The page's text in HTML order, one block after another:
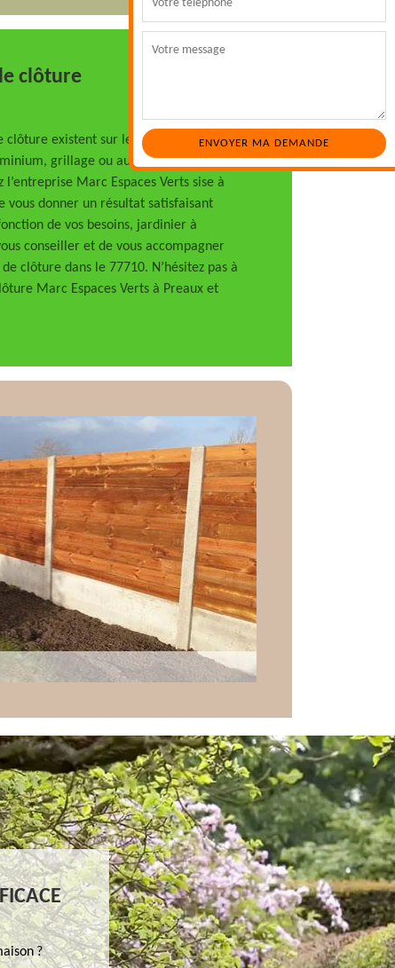
clôture
clôture existent sur le marché. Que ce
grillage ou autres, les
Marc Espaces Verts sise à
vous donner un résultat satisfaisant
de vos besoins, jardinier à
conseiller et de vous accompagner
clôture dans le 77710. N’hésitez pas à
Marc Espaces Verts à Preaux et
?